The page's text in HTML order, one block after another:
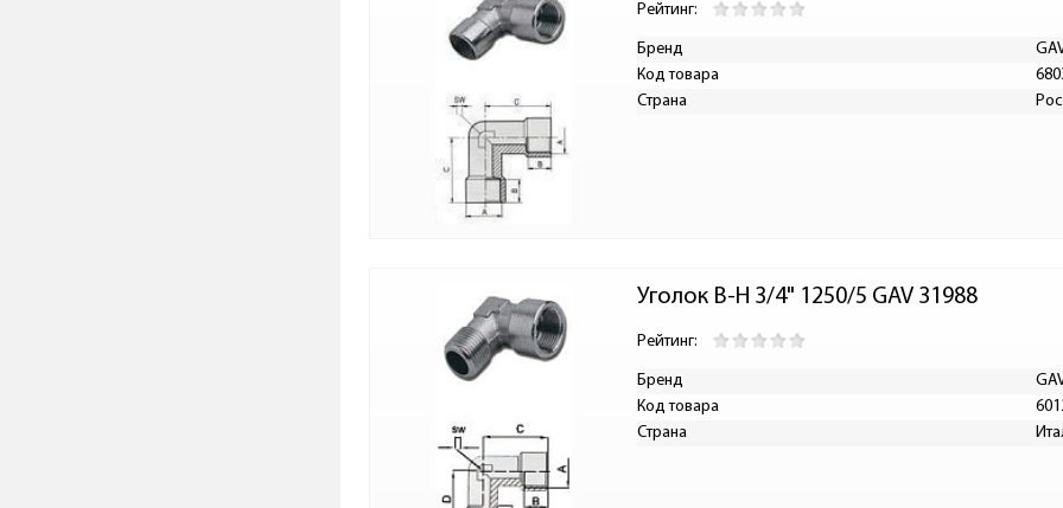
Рейтинг:
Бренд
Код товара
Страна
Уголок В-Н 3/4" 1250/5 GAV 31988
Рейтинг:
Бренд
Код товара
Страна